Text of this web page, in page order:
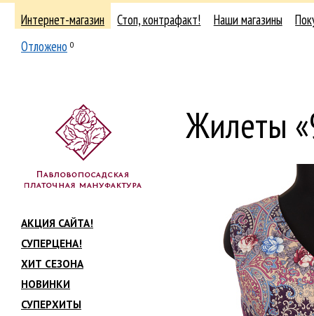
Интернет-магазин Стоп, контрафакт! Наши магазины
Отложено 0
АКЦИЯ САЙТА!
СУПЕРЦЕНА!
ХИТ СЕЗОНА
НОВИНКИ
СУПЕРХИТЫ
Жилеты